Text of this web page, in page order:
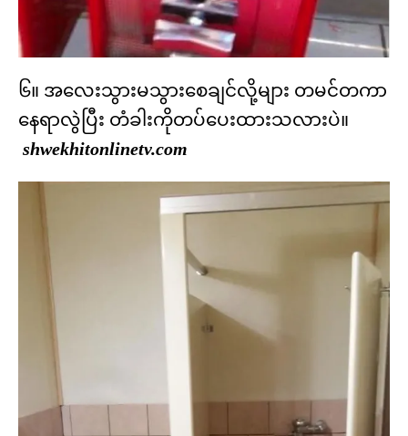
၆။ အလေးသွားမသွားစေချင်လို့များ တမင်တကာ
နေရာလွဲပြီး တံခါးကိုတပ်ပေးထားသလားပဲ။
shwekhitonlinetv.com